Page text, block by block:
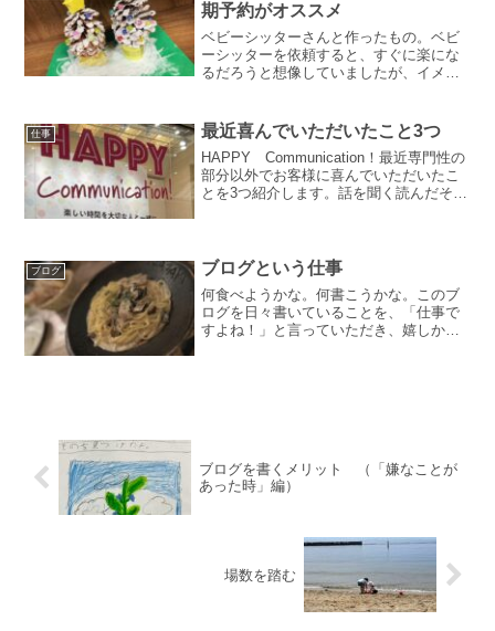
期予約がオススメ
ベビーシッターさんと作ったもの。ベビ
ーシッターを依頼すると、すぐに楽にな
るだろうと想像していましたが、イメー
シッターサービス」を前提にお話しま
す。相性の良いシッターさん...
仕事 最近喜んでいただいたこと3つ
HAPPY Communication！最近専門性の
部分以外でお客様に喜んでいただいたこ
とを3つ紹介します。話を聞く読んだその
に。共...
ブログ ブログという仕事
何食べようかな。何書こうかな。このブ
ログを日々書いていることを、「仕事で
すよね！」と言っていただき、嬉しかっ
ブログを書くメリット （「嫌なことが
あった時」編）
場数を踏む